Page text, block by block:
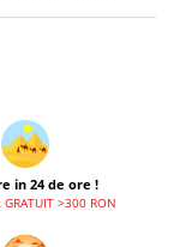
in 24 de ore !
>300 RON